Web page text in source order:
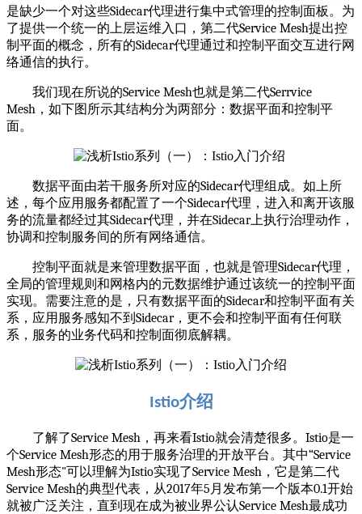
是缺少一个对这些Sidecar代理进行集中式管理的控制面板。为
了提供一个统一的上层运维入口，第二代Service Mesh提出控
制平面的概念，所有的Sidecar代理通过和控制平面交互进行网
络通信的执行。
我们现在所说的Service Mesh也就是第二代Serrvice
Mesh ，如下图所示其结构分为两部分：数据平面和控制平
面。
数据平面由若干服务所对应的Sidecar代理组成。如上所
述，每个应用服务都配置了一个Sidecar代理，进入和离开该服
务的流量都经过其Sidecar代理，并在Sidecar上执行治理动作，
协调和控制服务间的所有网络通信。
控制平面就是来管理数据平面，也就是管理Sidecar代理，
全局的管理规则和网格内的元数据维护通过该统一的控制平面
实现。需要注意的是，只有数据平面的Sidecar和控制平面有关
系，应用服务感知不到 Sidecar，更不会和控制平面有任何联
系，服务的业务代码和控制面彻底解耦。
Istio介绍
了解了Service Mesh ，再来看Istio就会清楚很多。 Istio是一
个Service Mesh形态的用于服务治理的开放平台。其中“Service
Mesh形态"可以理解为Istio实现了Service Mesh ，它是第二代
Service Mesh的典型代表，从2017年5 月发布第一个版本0.1开始
就被广泛关注，直到现在成为被业界公认Service Mesh最成功